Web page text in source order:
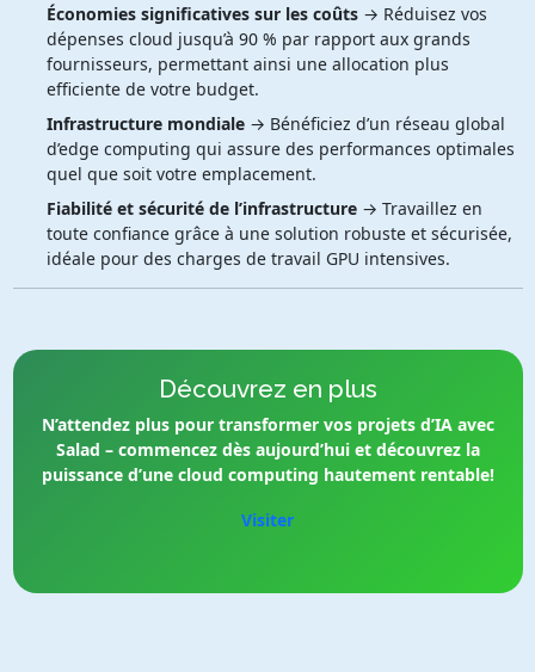
Économies significatives sur les coûts→ Réduisez vos
dépenses cloud jusqu’à 90 % par rapport aux grands
fournisseurs, permettant ainsi une allocation plus
efficiente de votre budget.
Infrastructure mondiale→ Bénéficiez d’un réseau global
d’edge computing qui assure des performances optimales
quel que soit votre emplacement.
Fiabilité et sécurité de l’infrastructure→ Travaillez en
toute confiance grâce à une solution robuste et sécurisée,
idéale pour des charges de travail GPU intensives.
Découvrez en plus
N’attendez plus pour transformer vos projets d’IA avec
Salad – commencez dès aujourd’hui et découvrez la
puissance d’une cloud computing hautement rentable!
Visiter